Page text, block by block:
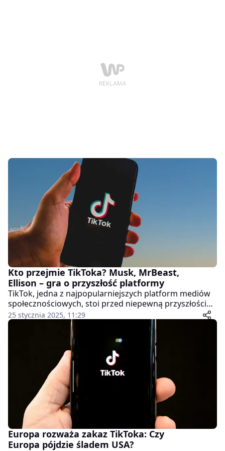
Kto przejmie TikToka? Musk, MrBeast,
Ellison – gra o przyszłość platformy
TikTok, jedna z najpopularniejszych platform mediów
społecznościowych, stoi przed niepewną przyszłością.
Prezydent USA, Donald Trump, wyznaczył chińskiej
firmie macierzystej ByteDance termin do 19 stycznia
na sprzedaż aplikacji amerykańskiemu nabywcy,
powołując się na obawy o bezpieczeństwo narodowe.
Od tego czasu spekulacje na temat potencjalnych
kupców rozgrzały rynek, a wśród zainteresowanych
pojawiają się nazwiska takie jak Elon Musk, Larry
Ellison czy... internetowa gwiazda MrBeast.
25 stycznia 2025, 11:29
Europa rozważa zakaz TikToka: Czy
Europa pójdzie śladem USA?